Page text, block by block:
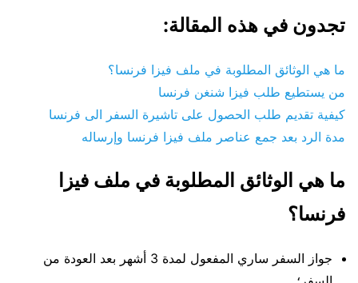
تجدون في هذه المقالة:
ما هي الوثائق المطلوبة في ملف فيزا فرنسا؟
من يستطيع طلب فيزا شنغن فرنسا
كيفية تقديم طلب الحصول على تاشيرة السفر الى فرنسا
مدة الرد بعد جمع عناصر ملف فيزا فرنسا وإرساله
ما هي الوثائق المطلوبة في ملف فيزا
فرنسا؟
جواز السفر ساري المفعول لمدة 3 أشهر بعد العودة من